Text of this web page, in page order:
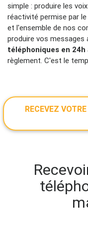
simple : produire les
réactivité permise par
et l'ensemble de nos
produire vos messages
téléphoniques en 24h
règlement. C'est le
RECEVEZ